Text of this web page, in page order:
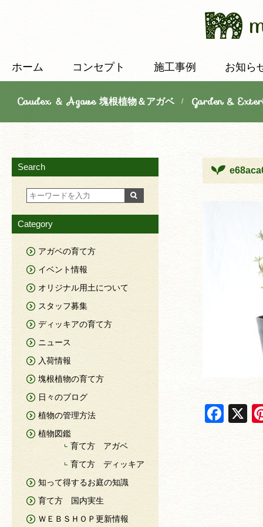
ホーム コンセプト 施工事例 お知ら
Caudex ＆ Agave 塊根植物＆アガベ/Garden &
F
X
Search
Category
アガベの育て方
イベント情報
オリジナル用土について
スタッフ募集
ディッキアの育て方
ニュース
入荷情報
塊根植物の育て方
日々のブログ
植物の管理方法
植物図鑑
育て方 アガベ
育て方 ディッキア
知って得するお庭の知識
育て方 国内実生
ＷＥＢＳＨＯＰ更新情報